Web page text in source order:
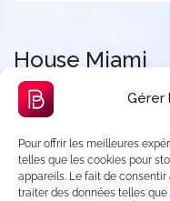
Gérer
Pour offrir les meilleures
telles que les cookies pour
appareils. Le fait de
traiter des données telles
House Miami
Catégorie : Listeo
Description